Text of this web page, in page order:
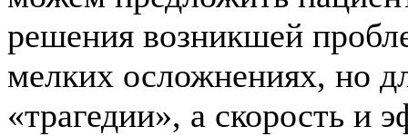
решения возникшей
мелких осложнениях, но
«трагедии», а скорость и